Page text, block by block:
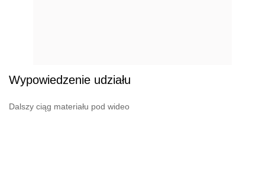
Wypowiedzenie udziału
Dalszy ciąg materiału pod wideo